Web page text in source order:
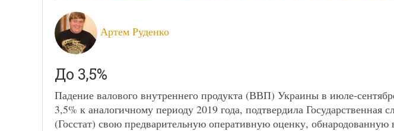
Артем Руденко
До 3,5%
Падение валового внутреннего продукта (ВВП) Украины в июле-
3,5% к аналогичному периоду 2019 года, подтвердила Государственная
(Госстат) свою предварительную оперативную оценку, обнародованную